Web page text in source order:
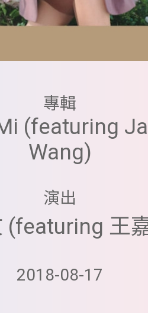
專輯
(featuring
Wang)
演出
(featuring 王
2018-08-17